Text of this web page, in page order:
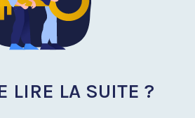
LIRE LA SUITE ?